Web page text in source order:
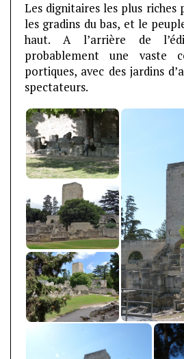
Les dignitaires les plus riches
les gradins du bas, et le
haut. A l’arrière de
probablement une vaste
portiques, avec des jardins
spectateurs.